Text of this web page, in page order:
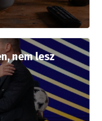
nem lesz